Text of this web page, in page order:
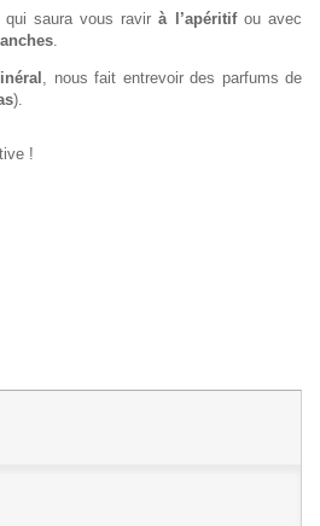
saura vous ravirà l’apéritifou avec
, nous fait entrevoir des parfums de
).
!